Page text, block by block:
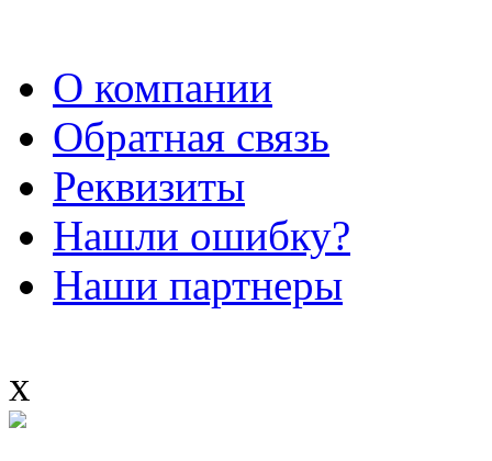
О компании
Обратная связь
Реквизиты
Нашли ошибку?
Наши партнеры
x